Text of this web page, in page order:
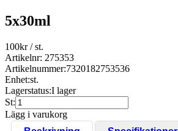
5x30ml
100kr/ st.
Artikelnr: 275353
Artikelnummer:7320182753536
Enhet:st.
Lagerstatus:I lager
St:
Lägg i varukorg